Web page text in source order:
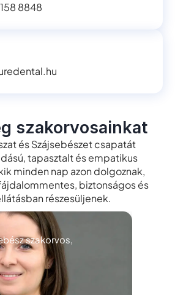
8848
szakorvosainkat
és Szájsebészet csapatát
tapasztalt és empatikus
minden nap azon dolgoznak,
biztonságos és
részesüljenek.
szakorvos,